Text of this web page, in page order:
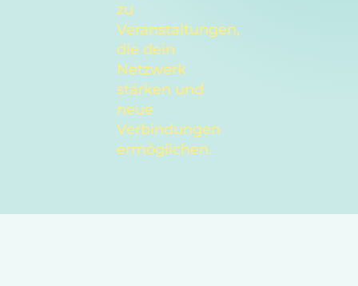
zu
Veranstaltungen,
die dein
Netzwerk
stärken und
neue
Verbindungen
ermöglichen.